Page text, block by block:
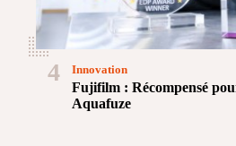
4
Fujifilm : Récompensé
Aquafuze
Innovation